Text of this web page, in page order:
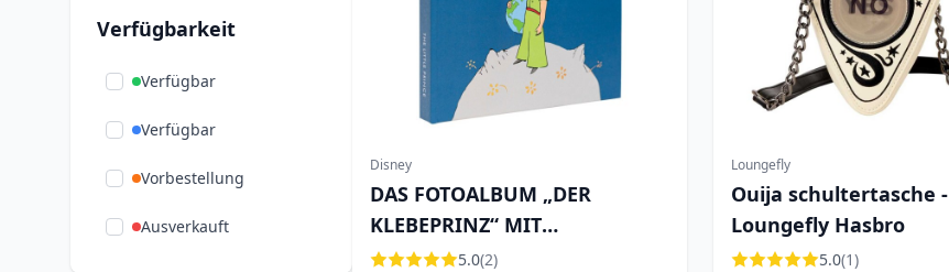
Verfügbarkeit
Verfügbar
Verfügbar
Vorbestellung
Ausverkauft
Disney
DAS FOTOALBUM „DER
KLEBEPRINZ“ MIT
KLEBESEITEN
5.0(2)
Loungefly
Ouija schultertasche -
Loungefly Hasbro
5.0(1)